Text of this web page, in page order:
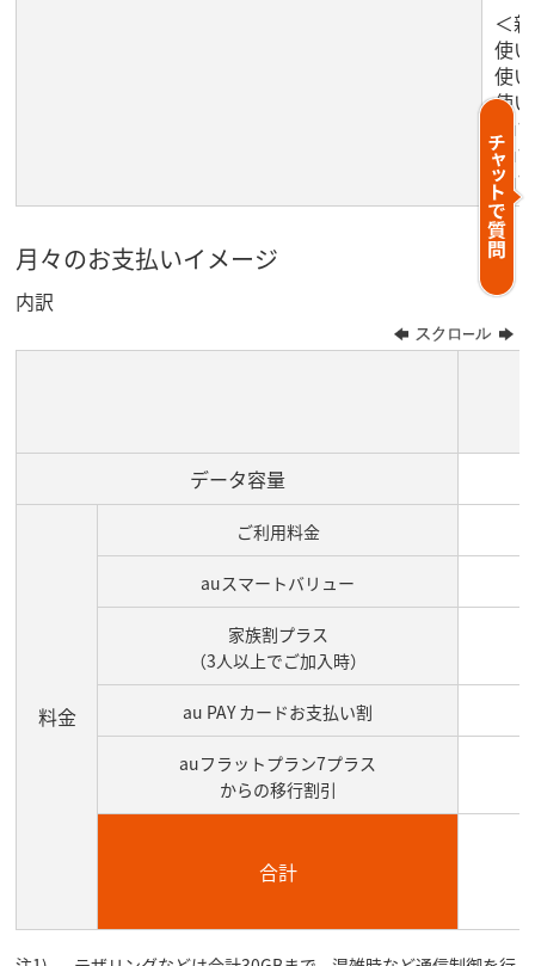
＜
使
使
使
au
au
au
月々のお支払いイメージ
内訳
データ容量
料金
ご利用料金
auスマートバリュー
家族割プラス
（3人以上でご加入時）
au PAY カードお支払い割
auフラットプラン7プラス
からの移行割引
合計